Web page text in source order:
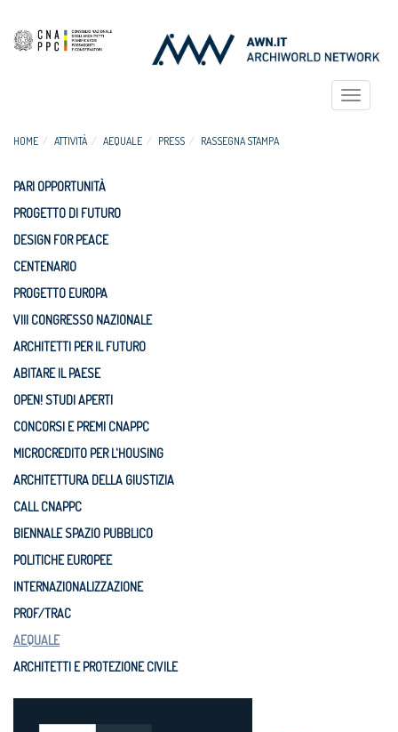
Toggle
HOME ATTIVITÀ AEQUALE PRESS RASSEGNA STAMPA
PARI OPPORTUNITÀ
PROGETTO DI FUTURO
DESIGN FOR PEACE
CENTENARIO
PROGETTO EUROPA
VIII CONGRESSO NAZIONALE
ARCHITETTI PER IL FUTURO
ABITARE IL PAESE
OPEN! STUDI APERTI
CONCORSI E PREMI CNAPPC
MICROCREDITO PER L'HOUSING
ARCHITETTURA DELLA GIUSTIZIA
CALL CNAPPC
BIENNALE SPAZIO PUBBLICO
POLITICHE EUROPEE
INTERNAZIONALIZZAZIONE
PROF/TRAC
AEQUALE
ARCHITETTI E PROTEZIONE CIVILE